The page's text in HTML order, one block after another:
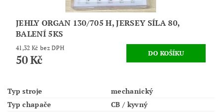
JEHLY ORGAN 130/705 H, JERSEY SÍLA 80,
BALENÍ 5KS
41,32 Kč bez DPH
50 Kč
Typ stroje
mechanický
Typ chapače
CB / kyvný